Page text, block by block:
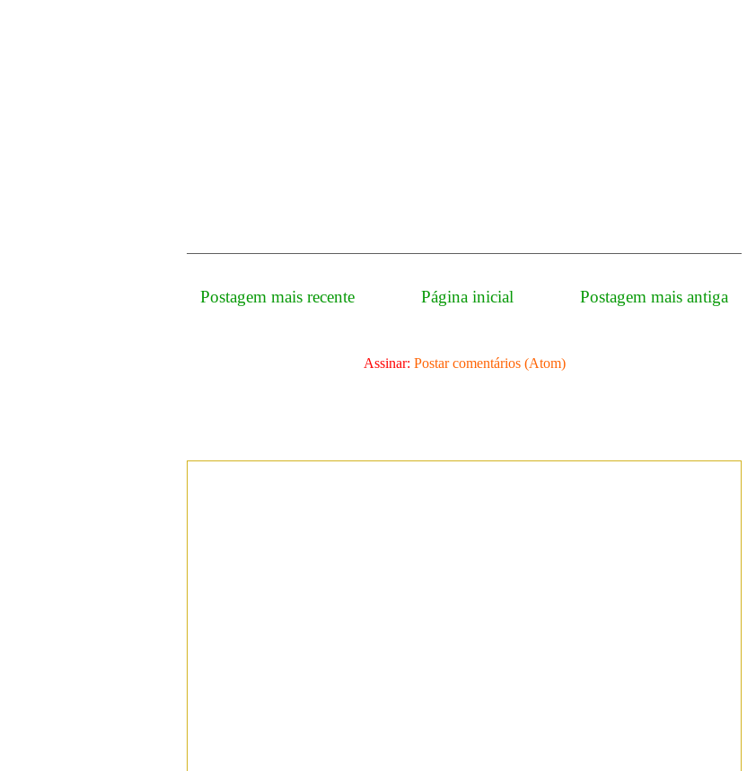
Postagem mais recente Postagem mais antiga
Página inicial
Assinar: Postar comentários (Atom)